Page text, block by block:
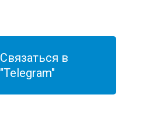
Связаться в
"Telegram"